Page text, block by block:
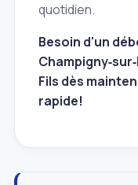
quotidien.
Besoin d'un
Fils dès
rapide!